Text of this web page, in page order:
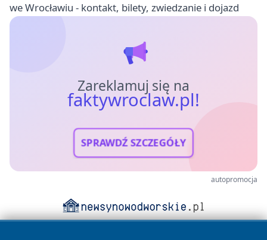
we Wrocławiu - kontakt, bilety, zwiedzanie i dojazd
Zareklamuj się na
faktywroclaw.pl!
SPRAWDŹ SZCZEGÓŁY
autopromocja